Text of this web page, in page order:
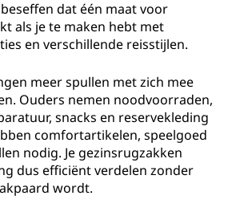
dat één maat voor
als je te maken hebt met
en verschillende reisstijlen.
meer spullen met zich mee
Ouders nemen noodvoorraden,
snacks en reservekleding
comfortartikelen, speelgoed
nodig. Je gezinsrugzakken
dus efficiënt verdelen zonder
wordt.